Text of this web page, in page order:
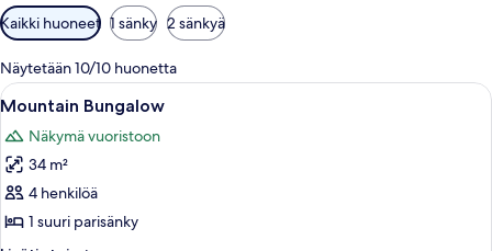
Huoneille
saatavilla
olevia
suodattimia
Kaikki huoneet 1 sänky 2 sänkyä
Näytetään 10/10 huonetta
Avaa
kaikki
huonetyypin
Mountain
Bungalow
kuvat
Hotellihuone, jossa on suuri sänky,
8
Mountain Bungalow
Näkymä vuoristoon
34 m²
4 henkilöä
1 suuri parisänky